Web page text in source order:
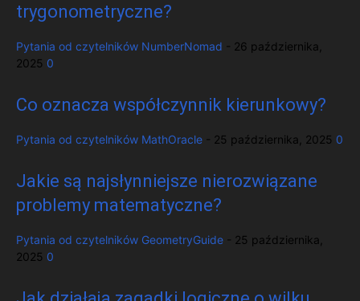
trygonometryczne?
Pytania od czytelników NumberNomad
26 października,
2025 0
Co oznacza współczynnik kierunkowy?
Pytania od czytelników MathOracle 25 października, 2025 0
Jakie są najsłynniejsze nierozwiązane
problemy matematyczne?
Pytania od czytelników GeometryGuide
25 października,
2025 0